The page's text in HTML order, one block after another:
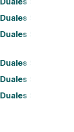
Duales Studium
Duales Studium
Duales Studium
Duales Studium
Duales Studium